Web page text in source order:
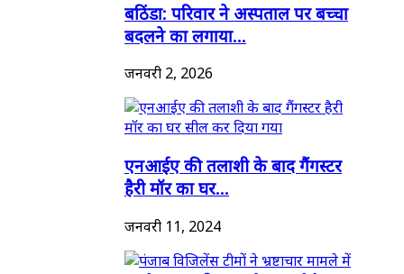
बठिंडा: परिवार ने अस्पताल पर बच्चा
बदलने का लगाया...
जनवरी 2, 2026
एनआईए की तलाशी के बाद गैंगस्टर
हैरी मॉर का घर...
जनवरी 11, 2024